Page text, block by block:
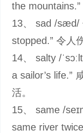
the
13、 sad /sæd/
stopped.” 令人
14、 salty /
a sailor’s life.”
活。
15、 same /
same river